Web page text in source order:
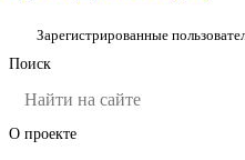
Зарегистрированные
Поиск
О проекте